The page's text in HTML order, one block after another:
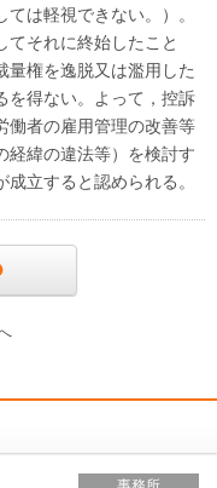
は軽視できない。）。
それに終始したこと
量権を逸脱又は濫用した
を得ない。よって，控訴
働者の雇用管理の改善等
経緯の違法等）を検討す
立すると認められる。
事務所